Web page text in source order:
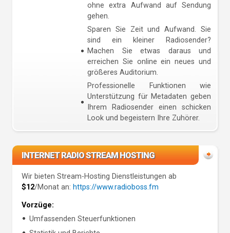
ohne extra Aufwand auf Sendung
gehen.
Sparen Sie Zeit und Aufwand. Sie
sind ein kleiner Radiosender?
Machen Sie etwas daraus und
erreichen Sie online ein neues und
größeres Auditorium.
Professionelle Funktionen wie
Unterstützung für Metadaten geben
Ihrem Radiosender einen schicken
Look und begeistern Ihre Zuhörer.
INTERNET RADIO STREAM HOSTING
Wir bieten Stream-Hosting Dienstleistungen ab
$12/Monat an: https://www.radioboss.fm
Vorzüge:
Umfassenden Steuerfunktionen